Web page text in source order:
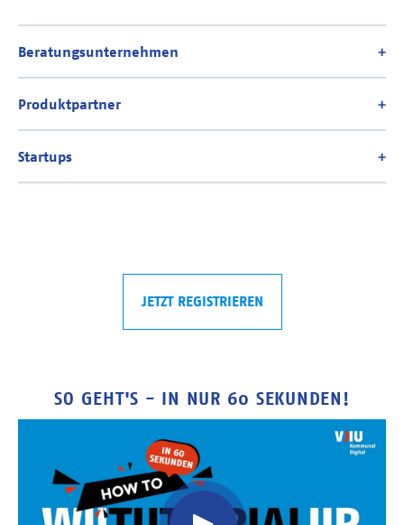
JETZT REGISTRIEREN
SO GEHT'S - IN NUR 60 SEKUNDEN!